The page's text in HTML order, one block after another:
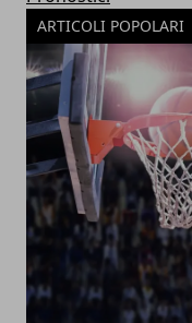
ARTICOLI POPOLARI